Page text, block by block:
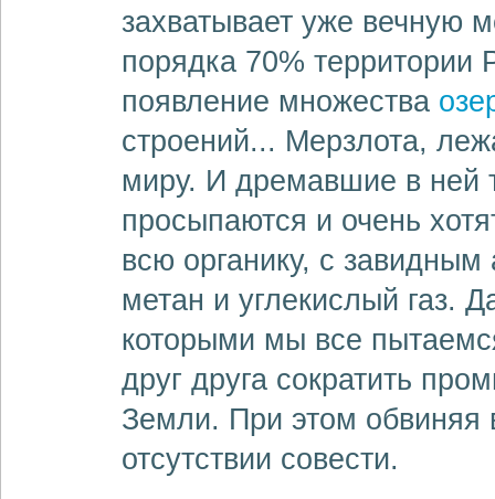
захватывает уже вечную
порядка 70% территории
появление множества
строений... Мерзлота,
миру. И дремавшие в ней
просыпаются и очень
всю органику, с
метан и углекислый газ.
которыми мы все
друг друга сократить
Земли. При этом обвиняя
отсутствии совести.